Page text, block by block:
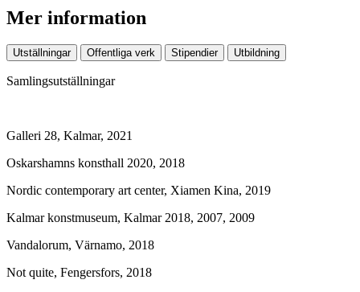
Mer information
Utställningar Offentliga verk Stipendier Utbildning
Samlingsutställningar
Galleri 28, Kalmar, 2021
Oskarshamns konsthall 2020, 2018
Nordic contemporary art center, Xiamen Kina, 2019
Kalmar konstmuseum, Kalmar 2018, 2007, 2009
Vandalorum, Värnamo, 2018
Not quite, Fengersfors, 2018